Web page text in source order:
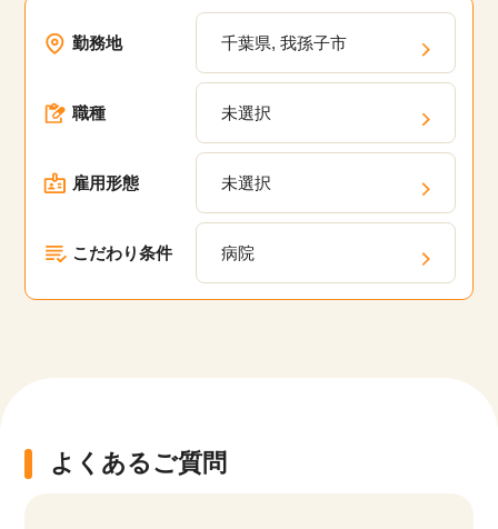
勤務地 千葉県, 我孫子市
職種 未選択
雇用形態 未選択
こだわり条件 病院
よくあるご質問
該当件数
他の条件を選択